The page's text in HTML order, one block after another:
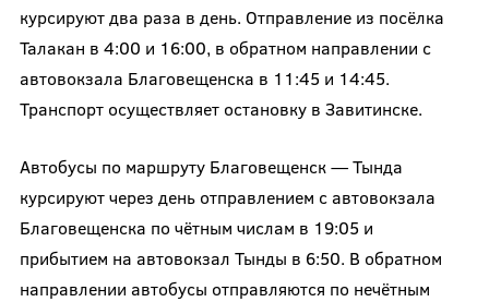
курсируют два раза в день. Отправление из посёлка
Талакан в 4:00 и 16:00, в обратном направлении с
автовокзала Благовещенска в 11:45 и 14:45.
Транспорт осуществляет остановку в Завитинске.
Автобусы по маршруту Благовещенск — Тында
курсируют через день отправлением с автовокзала
Благовещенска по чётным числам в 19:05 и
прибытием на автовокзал Тынды в 6:50. В обратном
направлении автобусы отправляются по нечётным